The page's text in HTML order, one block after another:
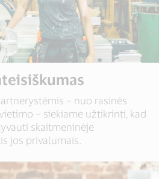
– nuo rasinės
– siekiame užtikrinti, kad
skaitmeninėje
jos privalumais.